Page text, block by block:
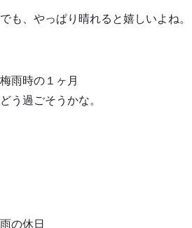
でも、やっぱり晴れると嬉しいよね。
梅雨時の１ヶ月
どう過ごそうかな。
雨の休日